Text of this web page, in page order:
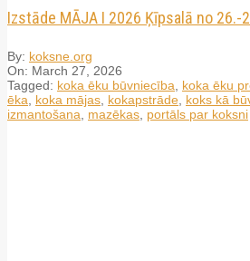
Izstāde MĀJA I 2026 Ķīpsalā no 26.-
By: koksne.org
On: March 27, 2026
Tagged: koka ēku būvniecība koka ēku
ēka
koka mājas kokapstrāde koks kā
izmantošana
mazēkas portāls par koksni